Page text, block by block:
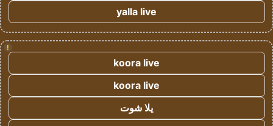
yalla live
!
koora live
koora live
يلا شوت